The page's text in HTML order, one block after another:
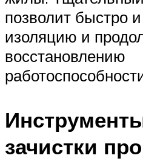
позволит быстро
изоляцию и
восстановлению
зачистки